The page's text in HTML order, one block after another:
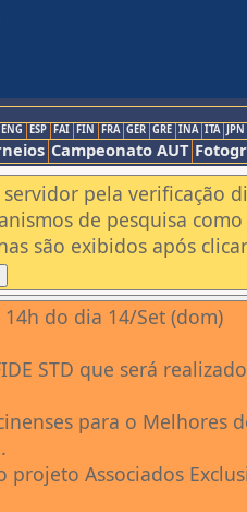
ENG ESP FAI FIN FRA GER GRE INA ITA JPN
Campeonato AUT
pela verificação
de pesquisa
são exibidos após
14h do dia 14/Set (dom)
STD que será
para o Melhores
Associados